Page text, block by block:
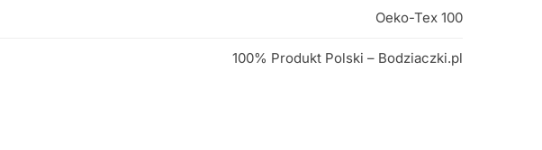
Oeko-Tex 100
100% Produkt Polski – Bodziaczki.pl